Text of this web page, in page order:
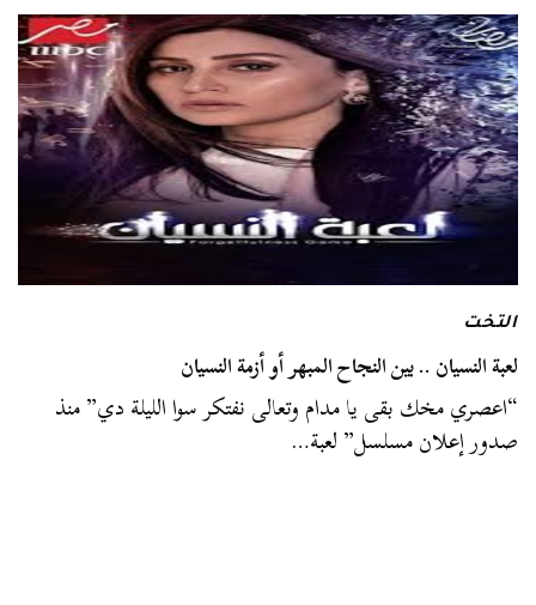
التخت
لعبة النسيان .. بين النجاح المبهر أو أزمة النسيان
“اعصري مخك بقى يا مدام وتعالى نفتكر سوا الليلة دي” منذ
صدور إعلان مسلسل” لعبة…